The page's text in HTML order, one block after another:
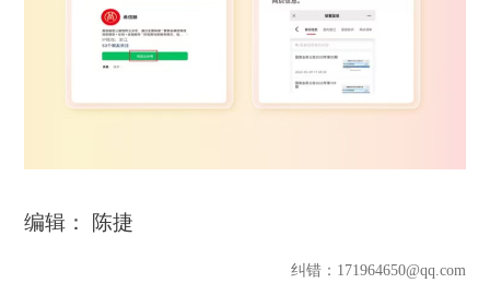
编辑： 陈捷
纠错：171964650@qq.com